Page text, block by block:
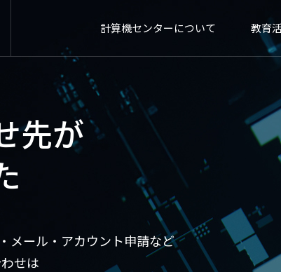
計算機センターについて 教育
先が
メール・アカウント申請など
せは